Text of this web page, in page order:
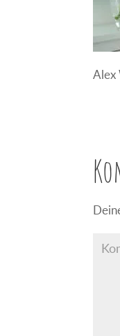
Alex